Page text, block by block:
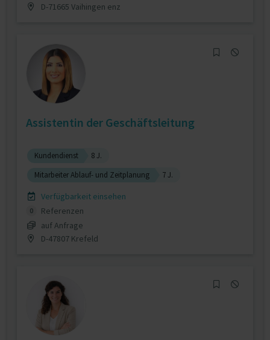
D-71665 Vaihingen enz
Assistentin der Geschäftsleitung
Kundendienst
8 J.
Mitarbeiter Ablauf- und Zeitplanung
7 J.
Verfügbarkeit einsehen
0
Referenzen
auf Anfrage
D-47807 Krefeld